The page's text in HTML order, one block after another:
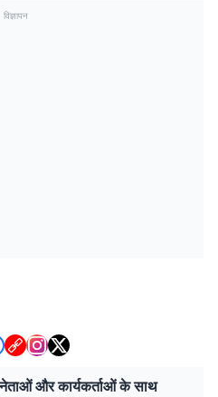
विज्ञापन
और कार्यकर्ताओं के साथ